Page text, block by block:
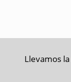
Llevamos la